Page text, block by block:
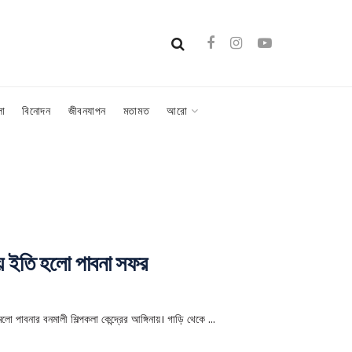
বিনোদন জীবনযাপন মতামত আরো
ইতি হলো পাবনা সফর
বনমালী শিল্পকলা কেন্দ্রের আঙ্গিনায়। গাড়ি থেকে ...